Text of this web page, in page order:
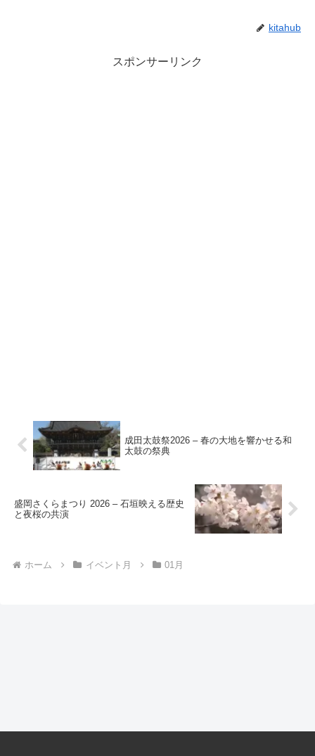
kitahub
スポンサーリンク
成田太鼓祭2026 – 春の大地を響かせる和
太鼓の祭典
盛岡さくらまつり 2026 – 石垣映える歴史
と夜桜の共演
ホーム イベント月 01月